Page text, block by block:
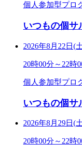
個人参加型プロ
いつもの個
2026年8月22日(
20時00分～22時
個人参加型プロ
いつもの個
2026年8月29日(
20時00分～22時